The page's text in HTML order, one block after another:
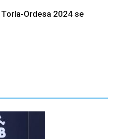
Ordesa 2024 se